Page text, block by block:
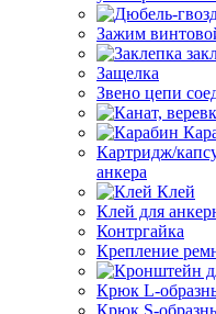
Зажим
Защелка
Звено цепи
Картридж/
анкера
Клей
Клей для
Контргайка
Крепление
Крюк L-
Крюк S-